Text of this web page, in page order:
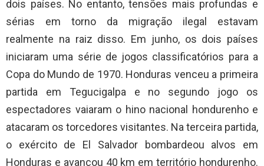
dois países. No entanto, tensões mais profundas e
sérias em torno da migração ilegal estavam
realmente na raiz disso. Em junho, os dois países
iniciaram uma série de jogos classificatórios para a
Copa do Mundo de 1970. Honduras venceu a primeira
partida em Tegucigalpa e no segundo jogo os
espectadores vaiaram o hino nacional hondurenho e
atacaram os torcedores visitantes. Na terceira partida,
o exército de El Salvador bombardeou alvos em
Honduras e avançou 40 km em território hondurenho.